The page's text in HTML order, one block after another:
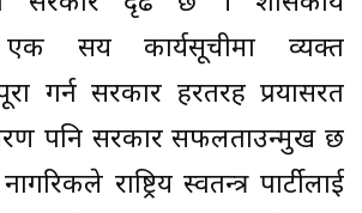
एक सय कार्यसूचीमा व्यक्त
पूरा गर्न सरकार हरतरह प्रयासरत
पनि सरकार सफलताउन्मुख छ
राष्ट्रिय स्वतन्त्र पार्टीलाई